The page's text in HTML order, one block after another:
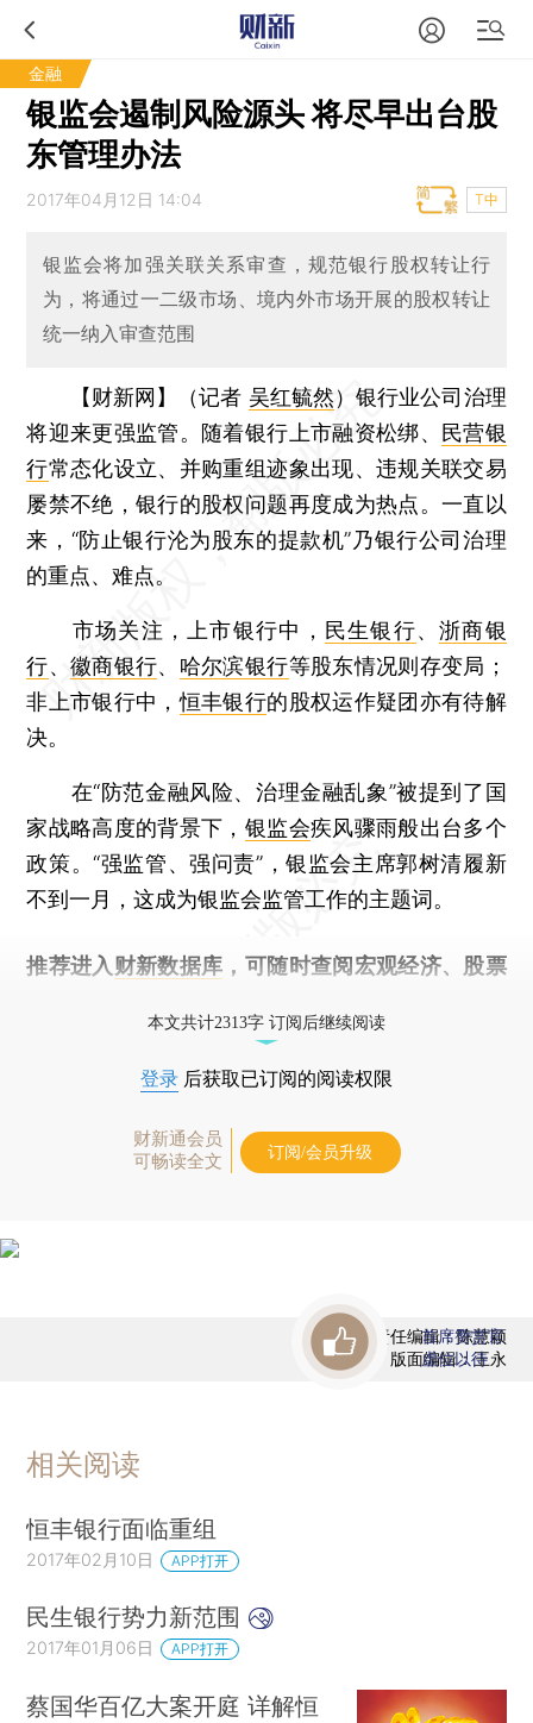
金融
银监会遏制风险源头 将尽早出台股
东管理办法
2017年04月12日 14:04 T中
银监会将加强关联关系审查，规范银行股权转让行
为，将通过一二级市场、境内外市场开展的股权转让
统一纳入审查范围
【财新网】（记者 吴红毓然）银行业公司治理
将迎来更强监管。随着银行上市融资松绑、 民营银
行常态化设立、并购重组迹象出现、违规关联交易
屡禁不绝，银行的股权问题再度成为热点。一直以
来，“防止银行沦为股东的提款机”乃银行公司治理
的重点、难点。
市场关注，上市银行中， 民生银行、浙商银
行、徽商银行、 哈尔滨银行等股东情况则存变局；
非上市银行中，恒丰银行的股权运作疑团亦有待解
决。
在“防范金融风险、治理金融乱象”被提到了国
家战略高度的背景下， 银监会疾风骤雨般出台多个
政策。“强监管、强问责”，银监会主席郭树清履新
不到一月，这成为银监会监管工作的主题词。
推荐进入 财新数据库 ，可随时查阅宏观经济、股票
本文共计2313字 订阅后继续阅读
登录 后获取已订阅的阅读权限
财新通会员
可畅读全文
订阅/会员升级
责任编辑：陈慧颖
版面编辑：王永
首席赞赏官
虚位以待
相关阅读
恒丰银行面临重组
2017年02月10日 APP打开
民生银行势力新范围
2017年01月06日 APP打开
蔡国华百亿大案开庭 详解恒